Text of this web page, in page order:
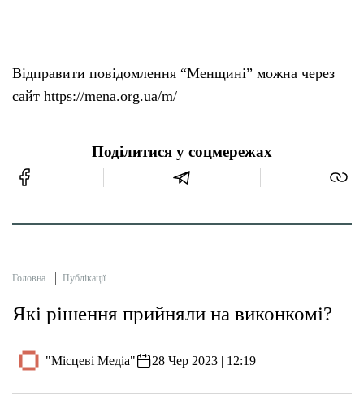
Відправити повідомлення “Менщині” можна через
сайт https://mena.org.ua/m/
Поділитися у соцмережах
Головна Публікації
Які рішення прийняли на виконкомі?
"Місцеві Медіа" 28 Чер 2023 | 12:19